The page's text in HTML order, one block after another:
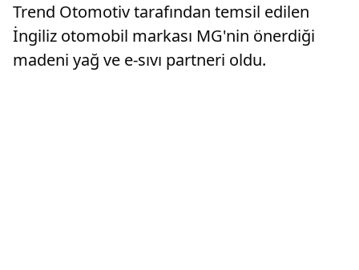
Trend Otomotiv tarafından temsil edilen
İngiliz otomobil markası MG'nin önerdiği
madeni yağ ve e-sıvı partneri oldu.